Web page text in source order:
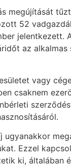
megújítását
52
jelentkezett.
az alkalmas
vagy
csaknem
Ezzel
ki, általában